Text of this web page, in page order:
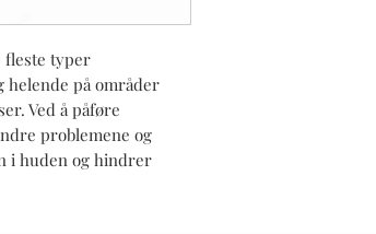
fleste typer
på områder
Ved å påføre
problemene og
i huden og hindrer